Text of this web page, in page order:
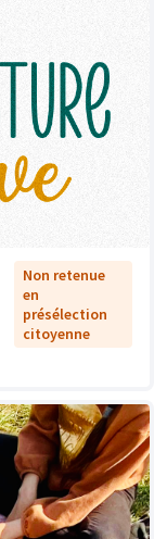
Non retenue
en
présélection
citoyenne